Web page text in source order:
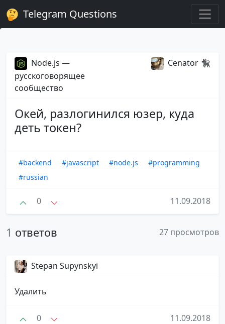
Telegram Questions
Node.js —
русскоговорящее
сообщество
Cenator 🐈‍⬛
Окей, разлогинился юзер, куда
деть токен?
#backend #javascript #node.js
#programming
#russian
0 11.09.2018
1 ответов 27 просмотров
Stepan Supynskyi
Удалить
0 11.09.2018